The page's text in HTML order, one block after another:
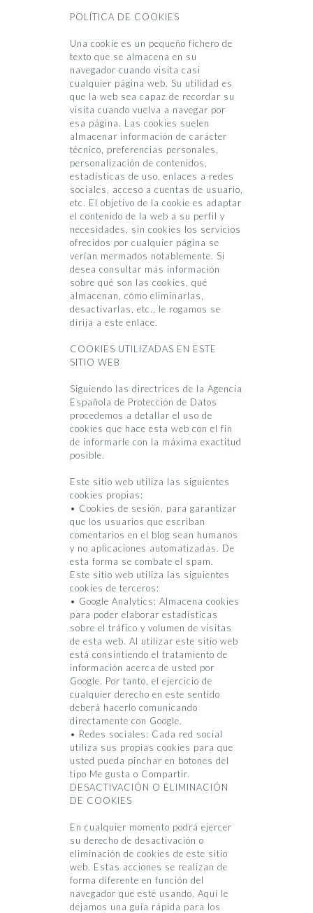
POLÍTICA DE COOKIES
Una cookie es un pequeño fichero de
texto que se almacena en su
navegador cuando visita casi
cualquier página web. Su utilidad es
que la web sea capaz de recordar su
visita cuando vuelva a navegar por
esa página. Las cookies suelen
almacenar información de carácter
técnico, preferencias personales,
personalización de contenidos,
estadísticas de uso, enlaces a redes
sociales, acceso a cuentas de usuario,
etc. El objetivo de la cookie es adaptar
el contenido de la web a su perfil y
necesidades, sin cookies los servicios
ofrecidos por cualquier página se
verían mermados notablemente. Si
desea consultar más información
sobre qué son las cookies, qué
almacenan, cómo eliminarlas,
desactivarlas, etc., le rogamos se
dirija a este enlace.
COOKIES UTILIZADAS EN ESTE
SITIO WEB
Siguiendo las directrices de la Agencia
Española de Protección de Datos
procedemos a detallar el uso de
cookies que hace esta web con el fin
de informarle con la máxima exactitud
posible.
Este sitio web utiliza las siguientes
cookies propias:
• Cookies de sesión, para garantizar
que los usuarios que escriban
comentarios en el blog sean humanos
y no aplicaciones automatizadas. De
esta forma se combate el spam.
Este sitio web utiliza las siguientes
cookies de terceros:
• Google Analytics: Almacena cookies
para poder elaborar estadísticas
sobre el tráfico y volumen de visitas
de esta web. Al utilizar este sitio web
está consintiendo el tratamiento de
información acerca de usted por
Google. Por tanto, el ejercicio de
cualquier derecho en este sentido
deberá hacerlo comunicando
directamente con Google.
• Redes sociales: Cada red social
utiliza sus propias cookies para que
usted pueda pinchar en botones del
tipo Me gusta o Compartir.
DESACTIVACIÓN O ELIMINACIÓN
DE COOKIES
En cualquier momento podrá ejercer
su derecho de desactivación o
eliminación de cookies de este sitio
web. Estas acciones se realizan de
forma diferente en función del
navegador que esté usando. Aquí le
dejamos una guía rápida para los